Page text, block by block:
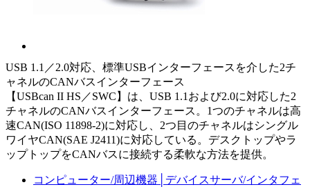
USB 1.1／2.0対応、標準USBインターフェースを介した2チ
ャネルのCANバスインターフェース
【USBcan II HS／SWC】は、USB 1.1および2.0に対応した2
チャネルのCANバスインターフェース。1つのチャネルは高
速CAN(ISO 11898-2)に対応し、2つ目のチャネルはシングル
ワイヤCAN(SAE J2411)に対応している。デスクトップやラ
ップトップをCANバスに接続する柔軟な方法を提供。
コンピューター/周辺機器
デバイスサーバ/インタフェ